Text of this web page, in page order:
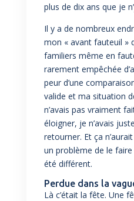
plus de dix ans que je
Il y a de nombreux
mon « avant fauteuil »
familiers même en
rarement empêchée
peur d’une
valide et ma situation
n’avais pas vraiment
éloigner, je n’avais
retourner. Et ça
un problème de le
été différent.
Perdue dans la
Là c’était la fête. Une